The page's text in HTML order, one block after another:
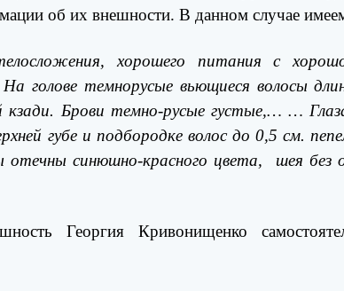
об их внешности. В данном случае
хорошего питания с
голове темнорусые вьющиеся волосы
Брови темно-русые густые,… …
губе и подбородке волос до 0,5 см.
синюшно-красного цвета, шея без
Георгия Кривонищенко